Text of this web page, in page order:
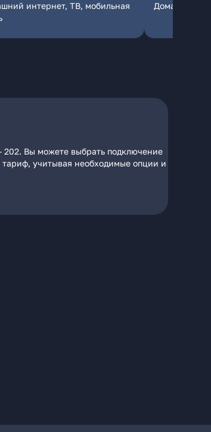
интернет, ТВ, мобильная
Домашний
202. Вы можете выбрать подключение
учитывая необходимые опции и